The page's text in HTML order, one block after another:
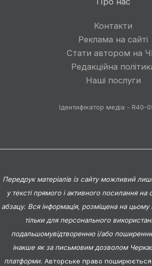
Контакти
Реклама на сайті
Стати автором на
Редакційна
Наші послуги
Ідентифікатор медіа - R40-
Передрук матеріалів із сайту можливий
у тексті прямого і активного посилання на
абзацу. Вся інформація, розміщена на цьому
тільки для персонального
подальшомувідтворенню і/або
інакше як за письмовим дозволом
платформи. Авторське право поширюється